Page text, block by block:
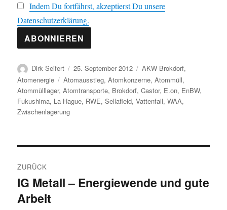
Indem Du fortfährst, akzeptierst Du unsere
Datenschutzerklärung.
Autor
Dirk Seifert
Veröffentlicht
am
25. September 2012 Kategorien
AKW Brokdorf,
Atomenergie
Schlagwörter
Atomausstieg,Atomkonzerne,Atommüll,
Atommülllager,Atomtransporte, Brokdorf,Castor, E.on, EnBW,
Fukushima, La Hague, RWE,Sellafield,Vattenfall,WAA,
Zwischenlagerung
ZURÜCK
Vorheriger
Beitrag:
IG Metall – Energiewende und gute
Arbeit